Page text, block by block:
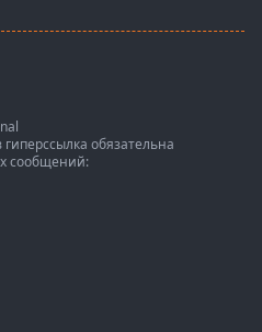
обязательна
сообщений: